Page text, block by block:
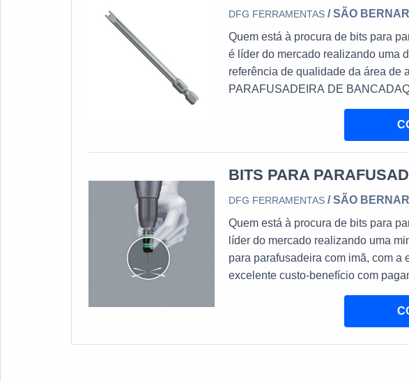
DFG FERRAMENTAS/ SÃO
Quem está à procura de bits para
é líder do mercado realizando uma
referência de qualidade da área de
PARAFUSADEIRA DE
bancada em uma empresa
companhia também é possível
BITS PARA
DFG FERRAMENTAS/ SÃO
Quem está à procura de bits para
líder do mercado realizando uma
para parafusadeira com imã, com a
excelente custo-benefício com
BITS PARA PARAFUSADEIRA
esforços em criar uma estrutura